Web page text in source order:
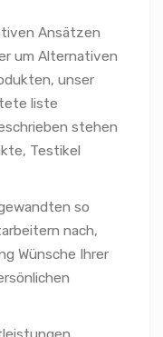
Ansätzen
um Alternativen
unser
liste
stehen
Testikel
so
nach,
Wünsche Ihrer